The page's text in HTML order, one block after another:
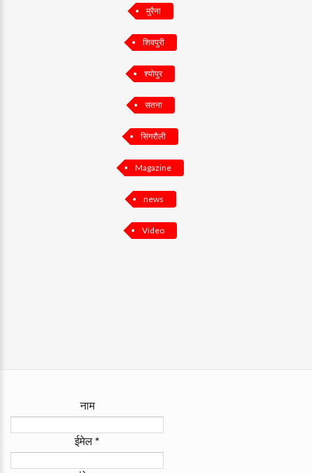
मुरैना
शिवपुरी
श्योपुर
सतना
सिंगरौली
Magazine
news
Video
नाम
ईमेल *